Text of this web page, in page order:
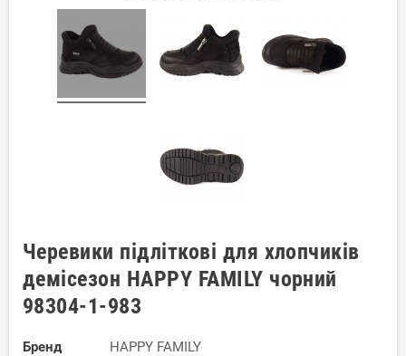
Черевики підліткові для хлопчиків
демісезон HAPPY FAMILY чорний
98304-1-983
Бренд
HAPPY FAMILY